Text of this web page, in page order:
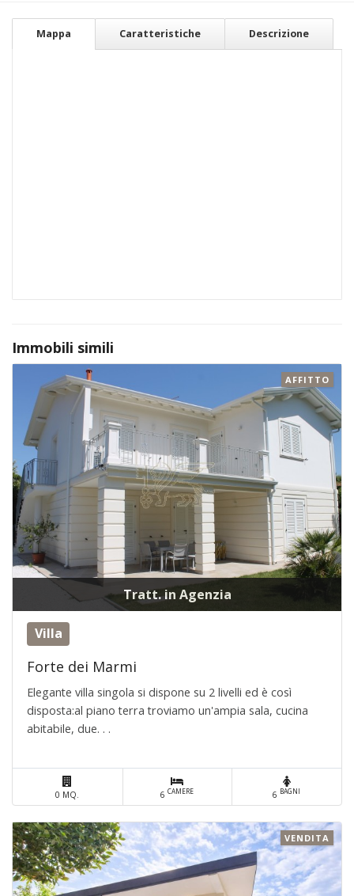
Mappa Caratteristiche Descrizione
Immobili simili
Tratt. in Agenzia
AFFITTO
Villa
Forte dei Marmi
Elegante villa singola si dispone su 2 livelli ed è così
disposta:al piano terra troviamo un'ampia sala, cucina
abitabile, due. . .
0 MQ. 6CAMERE 6 BAGNI
VENDITA